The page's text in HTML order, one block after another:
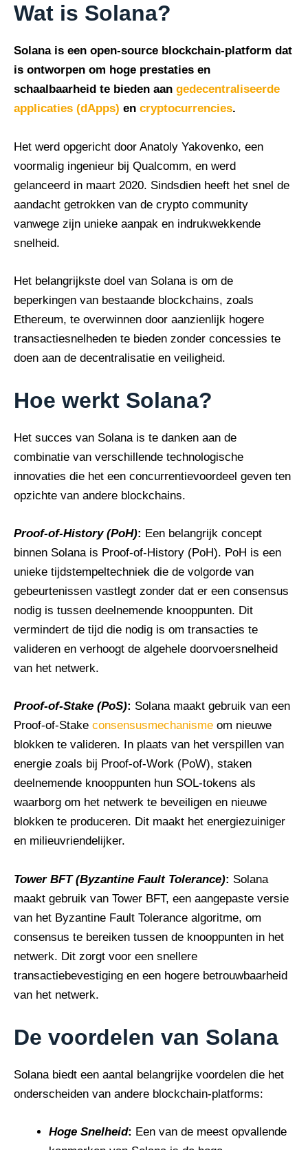
Wat is Solana?
Solana is een open-source blockchain-platform dat
is ontworpen om hoge prestaties en
schaalbaarheid te bieden aan gedecentraliseerde
applicaties (dApps) en cryptocurrencies.
Het werd opgericht door Anatoly Yakovenko, een
voormalig ingenieur bij Qualcomm, en werd
gelanceerd in maart 2020. Sindsdien heeft het snel de
aandacht getrokken van de crypto community
vanwege zijn unieke aanpak en indrukwekkende
snelheid.
Het belangrijkste doel van Solana is om de
beperkingen van bestaande blockchains, zoals
Ethereum, te overwinnen door aanzienlijk hogere
transactiesnelheden te bieden zonder concessies te
doen aan de decentralisatie en veiligheid.
Hoe werkt Solana?
Het succes van Solana is te danken aan de
combinatie van verschillende technologische
innovaties die het een concurrentievoordeel geven ten
opzichte van andere blockchains.
Proof-of-History (PoH): Een belangrijk concept
binnen Solana is Proof-of-History (PoH). PoH is een
unieke tijdstempeltechniek die de volgorde van
gebeurtenissen vastlegt zonder dat er een consensus
nodig is tussen deelnemende knooppunten. Dit
vermindert de tijd die nodig is om transacties te
valideren en verhoogt de algehele doorvoersnelheid
van het netwerk.
Proof-of-Stake (PoS): Solana maakt gebruik van een
Proof-of-Stake consensusmechanisme om nieuwe
blokken te valideren. In plaats van het verspillen van
energie zoals bij Proof-of-Work (PoW), staken
deelnemende knooppunten hun SOL-tokens als
waarborg om het netwerk te beveiligen en nieuwe
blokken te produceren. Dit maakt het energiezuiniger
en milieuvriendelijker.
Tower BFT (Byzantine Fault Tolerance): Solana
maakt gebruik van Tower BFT, een aangepaste versie
van het Byzantine Fault Tolerance algoritme, om
consensus te bereiken tussen de knooppunten in het
netwerk. Dit zorgt voor een snellere
transactiebevestiging en een hogere betrouwbaarheid
van het netwerk.
De voordelen van Solana
Solana biedt een aantal belangrijke voordelen die het
onderscheiden van andere blockchain-platforms:
Hoge Snelheid: Een van de meest opvallende